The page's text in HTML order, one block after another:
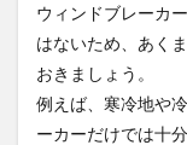
ウィンドブレーカ
はないため、あく
おきましょう。
例えば、寒冷地や
ーカーだけでは十